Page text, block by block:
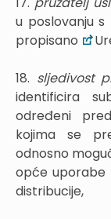
u poslovanju
propisano
18. sljedivost
identificira
određeni
kojima se
odnosno
opće uporabe
distribucije,